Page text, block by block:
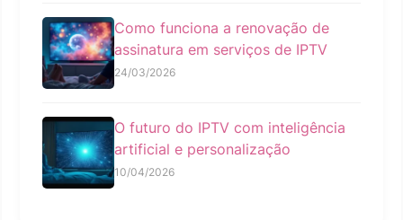
Como funciona a renovação de
assinatura em serviços de IPTV
24/03/2026
O futuro do IPTV com inteligência
artificial e personalização
10/04/2026